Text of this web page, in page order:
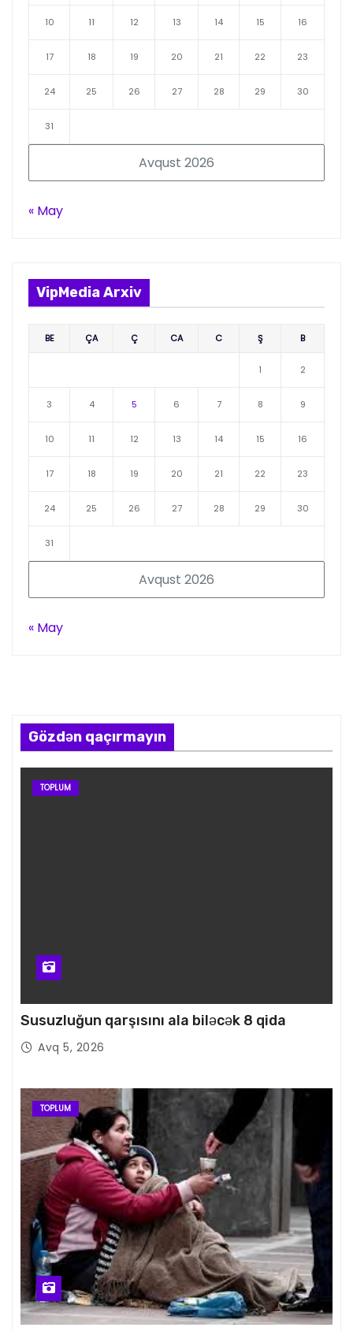
Avqust 2026
10 11 12 13 14 15 16
17 18 19 20 21 22 23
24 25 26 27 28 29 30
31
« May
VipMedia Arxiv
Avqust 2026
BE ÇA Ç CA C Ş B
1 2
3 4 5 6 7 8 9
10 11 12 13 14 15 16
17 18 19 20 21 22 23
24 25 26 27 28 29 30
31
« May
Gözdən qaçırmayın
TOPLUM
Susuzluğun qarşısını ala biləcək 8 qida
Avq 5, 2026
TOPLUM